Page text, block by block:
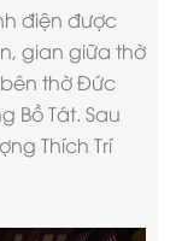
điện được
gian giữa thờ
thờ Đức
Bồ Tát. Sau
Thích Trí